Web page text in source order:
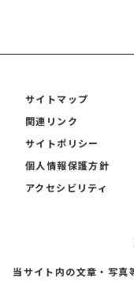
サイトマップ
関連リンク
サイトポリシー
個人情報保護方針
アクセシビリティ
当サイト内の文章・写真